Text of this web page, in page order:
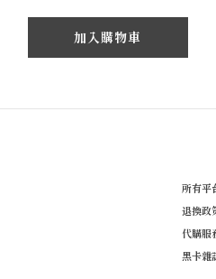
加入購物車
所有平
退換政
代購服
黑卡雜